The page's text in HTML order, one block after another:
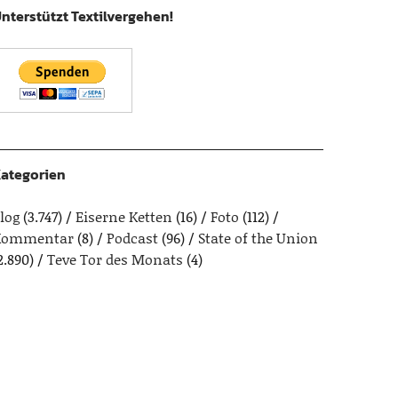
Textilvergehen!
(3.747) Eiserne Ketten (16) Foto (112)
(8) Podcast(96)
State of the Union
Teve Tor des Monats (4)